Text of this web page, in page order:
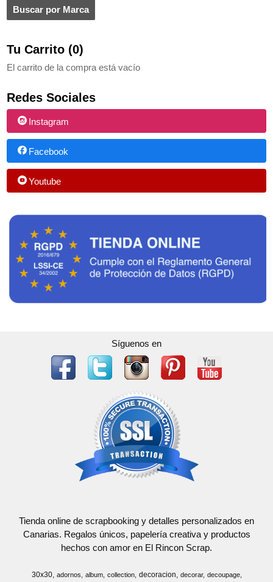
Tu Carrito (0)
El carrito de la compra está vacío
Redes Sociales
Instagram
Facebook
Youtube
Síguenos en
Tienda online de scrapbooking y detalles personalizados en
Canarias. Regalos únicos, papelería creativa y productos
hechos con amor en El Rincon Scrap.
30x30 adornos album collection decoracion decorar
decoupage